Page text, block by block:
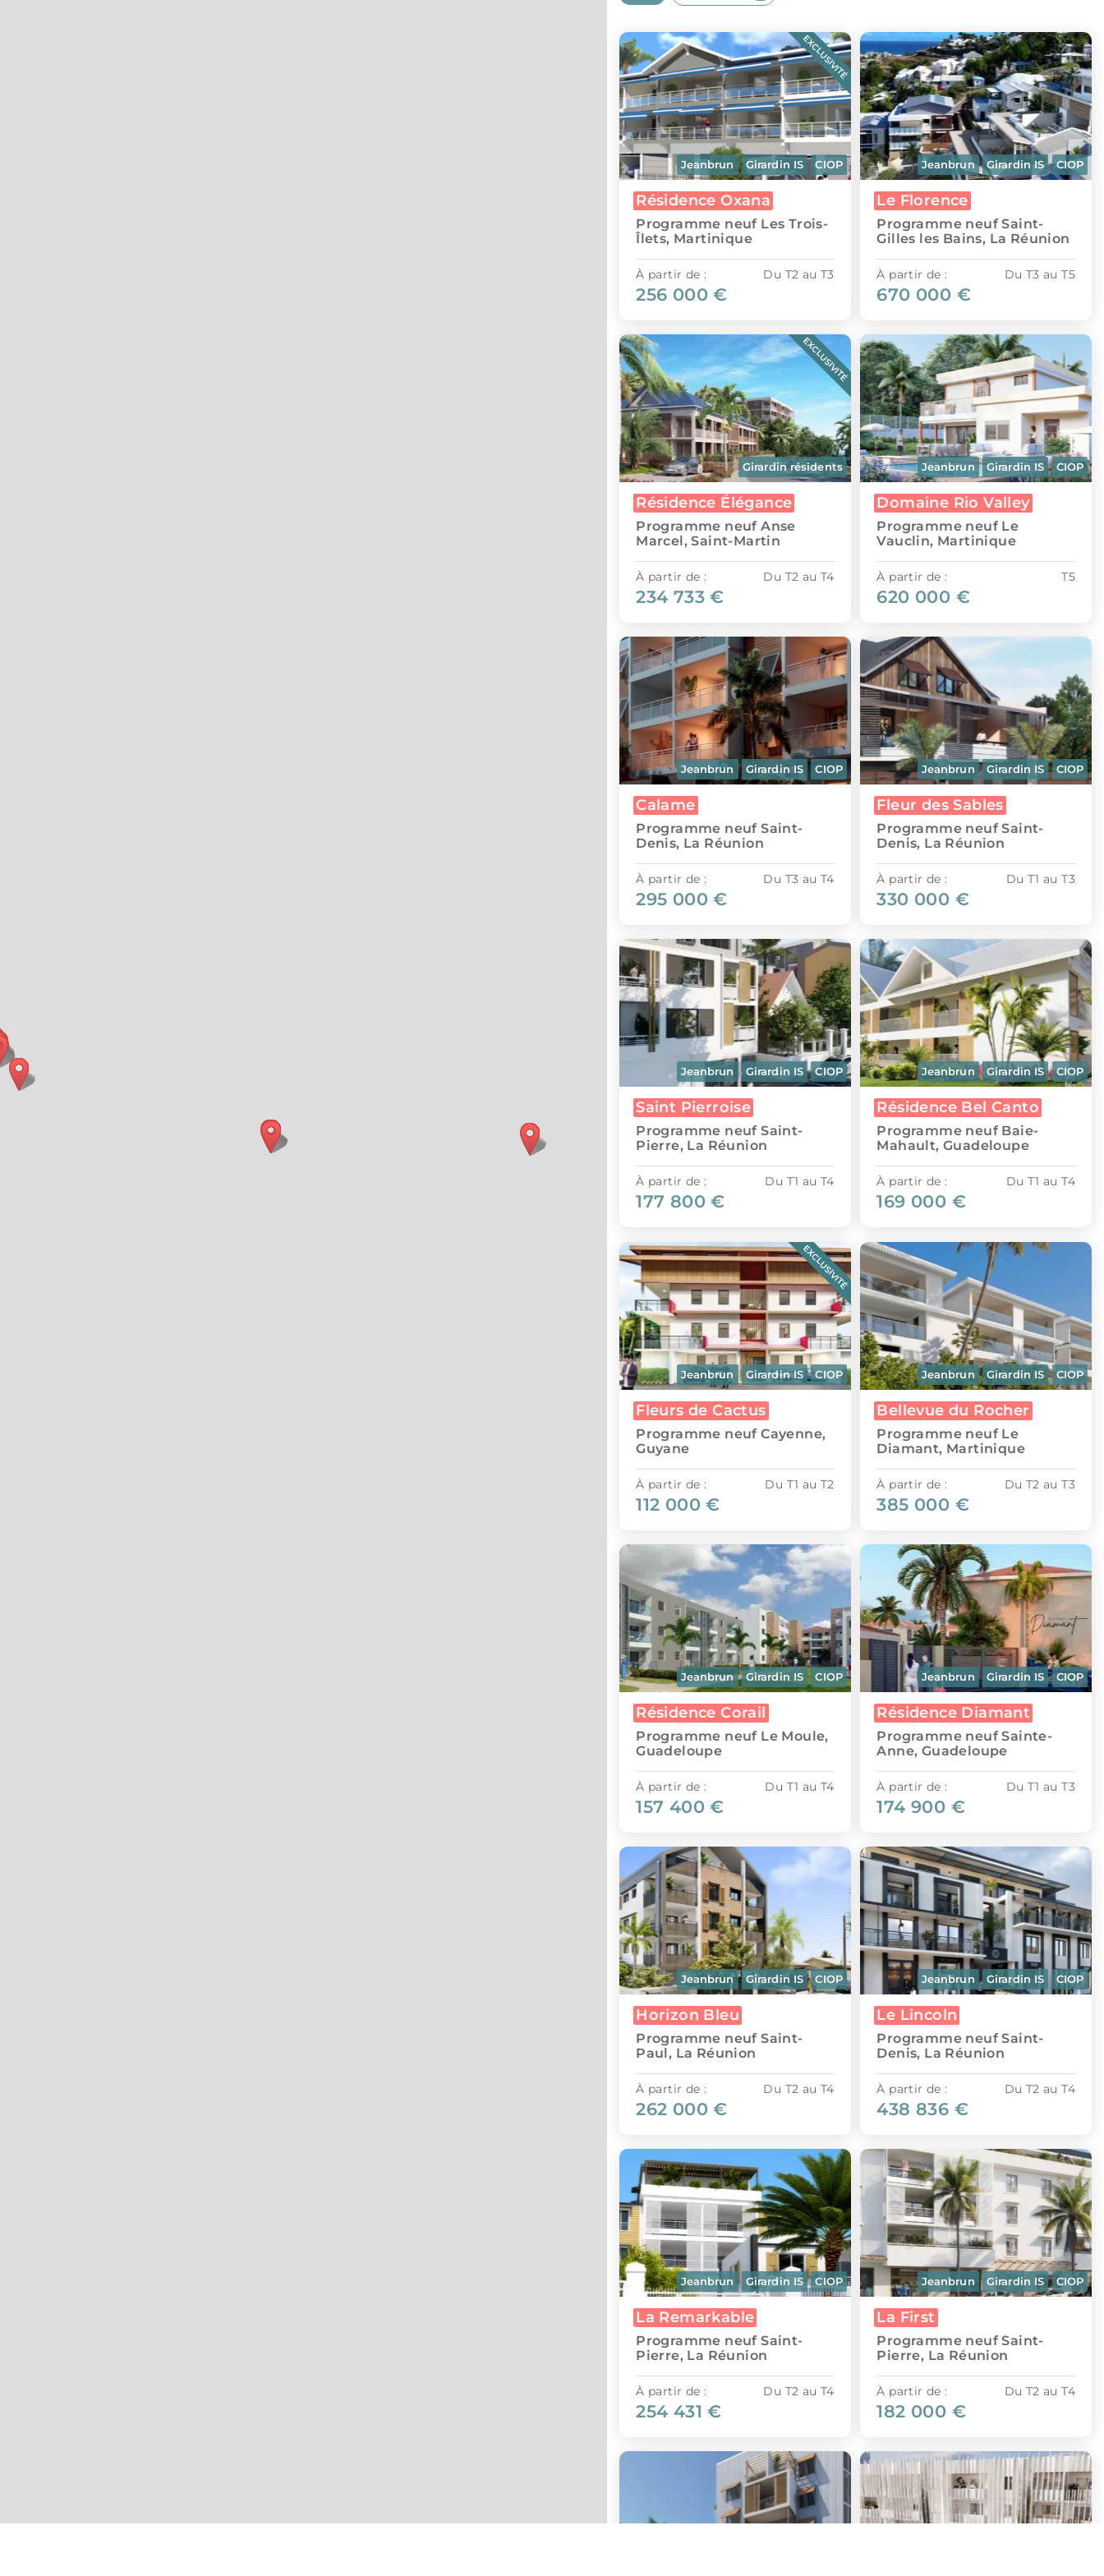
Jeanbrun Girardin IS CIOP
Résidence Oxana
Programme neuf Les Trois-
Îlets, Martinique
Du T2 au T3
À partir de :
256 000 €
EXCLUSIVITÉ
Jeanbrun Girardin IS CIOP
Le Florence
Programme neuf Saint-
Gilles les Bains, La Réunion
Du T3 au T5
À partir de :
670 000 €
Girardin résidents
Résidence Élégance
Programme neuf Anse
Marcel, Saint-Martin
Du T2 au T4
À partir de :
234 733 €
EXCLUSIVITÉ
Jeanbrun Girardin IS CIOP
Domaine Rio Valley
Programme neuf Le
Vauclin, Martinique
T5
À partir de :
620 000 €
Jeanbrun Girardin IS CIOP
Calame
Programme neuf Saint-
Denis, La Réunion
Du T3 au T4
À partir de :
295 000 €
Jeanbrun Girardin IS CIOP
Fleur des Sables
Programme neuf Saint-
Denis, La Réunion
Du T1 au T3
À partir de :
330 000 €
Jeanbrun Girardin IS CIOP
Saint Pierroise
Programme neuf Saint-
Pierre, La Réunion
Du T1 au T4
À partir de :
177 800 €
Jeanbrun Girardin IS CIOP
Résidence Bel Canto
Programme neuf Baie-
Mahault, Guadeloupe
Du T1 au T4
À partir de :
169 000 €
Jeanbrun Girardin IS CIOP
Fleurs de Cactus
Programme neuf Cayenne,
Guyane
Du T1 au T2
À partir de :
112 000 €
EXCLUSIVITÉ
Jeanbrun Girardin IS CIOP
Bellevue du Rocher
Programme neuf Le
Diamant, Martinique
Du T2 au T3
À partir de :
385 000 €
Jeanbrun Girardin IS CIOP
Résidence Corail
Programme neuf Le Moule,
Guadeloupe
Du T1 au T4
À partir de :
157 400 €
Jeanbrun Girardin IS CIOP
Résidence Diamant
Programme neuf Sainte-
Anne, Guadeloupe
Du T1 au T3
À partir de :
174 900 €
Jeanbrun Girardin IS CIOP
Horizon Bleu
Programme neuf Saint-
Paul, La Réunion
Du T2 au T4
À partir de :
262 000 €
Jeanbrun Girardin IS CIOP
Le Lincoln
Programme neuf Saint-
Denis, La Réunion
Du T2 au T4
À partir de :
438 836 €
Jeanbrun Girardin IS CIOP
La Remarkable
Programme neuf Saint-
Pierre, La Réunion
Du T2 au T4
À partir de :
254 431 €
Jeanbrun Girardin IS CIOP
La First
Programme neuf Saint-
Pierre, La Réunion
Du T2 au T4
À partir de :
182 000 €